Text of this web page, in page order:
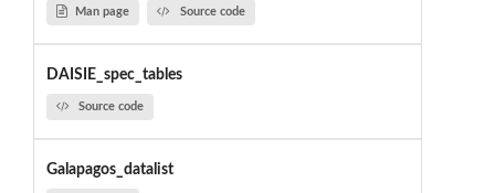
Man page Source code
DAISIE_spec_tables
Source code
Galapagos_datalist